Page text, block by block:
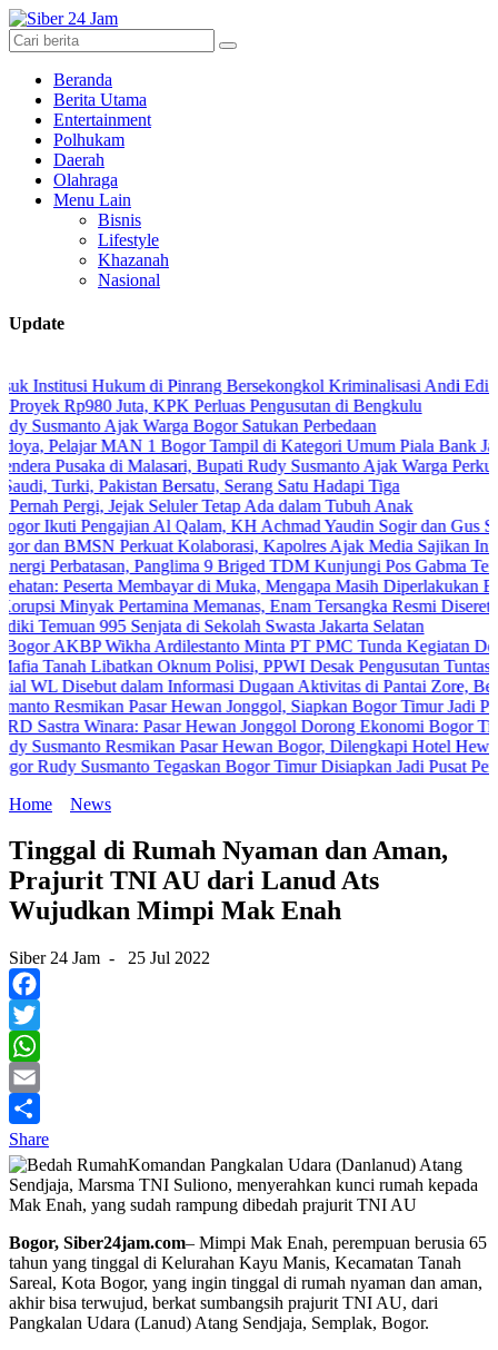
Beranda
Berita Utama
Entertainment
Polhukam
Daerah
Olahraga
Menu Lain
Bisnis
Lifestyle
Khazanah
Nasional
Update
Hukum di Pinrang Bersekongkol Kriminalisasi Andi Edi Sandy
Juta, KPK Perluas Pengusutan di Bengkulu
Ajak Warga Bogor Satukan Perbedaan
MAN 1 Bogor Tampil di Kategori Umum Piala Bank Jakarta
di Malasari, Bupati Rudy Susmanto Ajak Warga Perkuat
Pakistan Bersatu, Serang Satu Hadapi Tiga
Jejak Seluler Tetap Ada dalam Tubuh Anak
Al Qalam, KH Achmad Yaudin Sogir dan Gus Sholeh Beri
Perkuat Kolaborasi, Kapolres Ajak Media Sajikan Informasi
Panglima 9 Briged TDM Kunjungi Pos Gabma Temajuk dan
Membayar di Muka, Mengapa Masih Diperlakukan Berbeda?
Pertamina Memanas, Enam Tersangka Resmi Diseret ke Meja
995 Senjata di Sekolah Swasta Jakarta Selatan
Wikha Ardilestanto Minta PT PMC Tunda Kegiatan Demi Cegah
Libatkan Oknum Polisi, PPWI Desak Pengusutan Tuntas Kasus
dalam Informasi Dugaan Aktivitas di Pantai Zore, Bea Cukai
Pasar Hewan Jonggol, Siapkan Bogor Timur Jadi Pusat
Winara: Pasar Hewan Jonggol Dorong Ekonomi Bogor Timur
Resmikan Pasar Hewan Bogor, Dilengkapi Hotel Hewan dan
Tegaskan Bogor Timur Disiapkan Jadi Pusat Pertumbuhan
Home
News
Tinggal di Rumah Nyaman dan Aman,
Prajurit TNI AU dari Lanud Ats
Wujudkan Mimpi Mak Enah
Siber 24 Jam - 25 Jul 2022
Facebook
Twitter
WhatsApp
Email
Share
Komandan Pangkalan Udara (Danlanud) Atang
Sendjaja, Marsma TNI Suliono, menyerahkan kunci rumah kepada
Mak Enah, yang sudah rampung dibedah prajurit TNI AU
Bogor, Siber24jam.com– Mimpi Mak Enah, perempuan berusia 65
tahun yang tinggal di Kelurahan Kayu Manis, Kecamatan Tanah
Sareal, Kota Bogor, yang ingin tinggal di rumah nyaman dan aman,
akhir bisa terwujud, berkat sumbangsih prajurit TNI AU, dari
Pangkalan Udara (Lanud) Atang Sendjaja, Semplak, Bogor.